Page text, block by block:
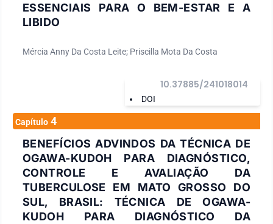
ESSENCIAIS PARA O BEM-ESTAR E A
LIBIDO
Mércia Anny Da Costa Leite; Priscilla Mota Da Costa
DOI
10.37885/241018014
Capítulo 4
BENEFÍCIOS ADVINDOS DA TÉCNICA DE
OGAWA-KUDOH PARA DIAGNÓSTICO,
CONTROLE E AVALIAÇÃO DA
TUBERCULOSE EM MATO GROSSO DO
SUL, BRASIL: TÉCNICA DE OGAWA-
KUDOH PARA DIAGNÓSTICO DA